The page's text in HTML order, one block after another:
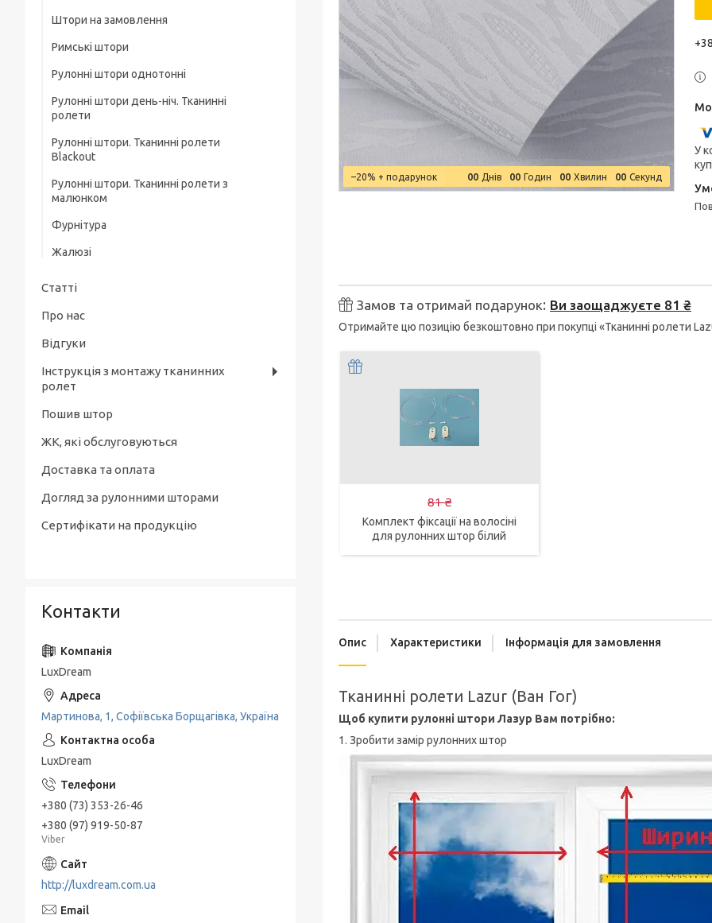
У
–20% 00 Днів 00 Годин 00 Хвилин 00 Секунд
Замов та отримай подарунок Ви заощаджуєте 81 ₴
Отримайте цю позицію безкоштовно при покупці «Тканинні ролети
81 ₴
Комплект фіксації на волосіні
для рулонних штор білий
Опис Характеристики Інформація для замовлення
Тканинні ролети Lazur (Ван Гог)
Щоб купити рулонні штори Лазур Вам потрібно:
1. Зробити замір рулонних штор
Фурнітура для штор
Тюль
Штори на замовлення
Римські штори
Рулонні штори однотонні
Рулонні штори Льон. Тканинні ролети
Лен
Рулонні штори Lazur. Тканинні ролети
Рулонні штори Berlin. Тканинні ролети
Рулонні штори Screen. Тканинні ролети
Рулонні штори А. Тканинні ролети А
Рулонні штори Luminis. Тканинні ролети
Рулонні штори Miracle. Тканинні ролети
Рулонні штори день-ніч. Тканинні
ролети
Рулонні штори. Тканинні ролети день-ніч
Однотонні
Рулонні штори день-ніч з фактурою.
Тканинні ролети день-ніч
Рулонні штори день-ніч під натуральні.
Тканинні ролети день-ніч
Рулонні штори день-ніч Blackout.
Рулонні штори. Тканинні ролети
Blackout
Рулонні штори. Тканинні ролети з
малюнком
Фурнітура
Жалюзі
Статті
Про нас
Відгуки
Інструкція з монтажу тканинних
ролет
Пошив штор
ЖК, які обслуговуються
Доставка та оплата
Догляд за рулонними шторами
Сертифікати на продукцію
Контакти
LuxDream
Мартинова, 1, Софіївська Борщагівка, Україна
LuxDream
+380 (73) 353-26-46
+380 (97) 919-50-87
Viber
http://luxdream.com.ua